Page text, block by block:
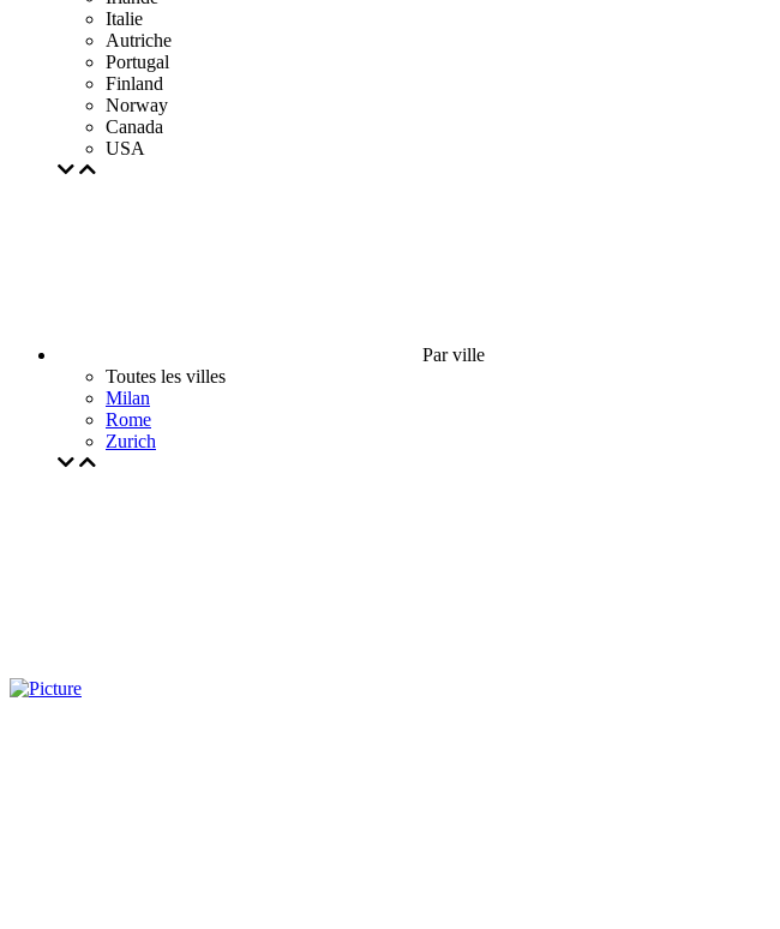
Italie
Autriche
Portugal
Finland
Norway
Canada
USA
Par ville
Toutes les villes
Milan
Rome
Zurich